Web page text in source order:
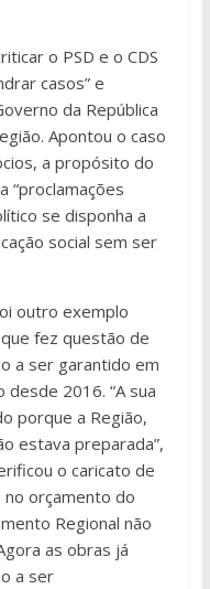
o PSD e o CDS
casos” e
da República
Apontou o caso
a propósito do
“proclamações
se disponha a
social sem ser
outro exemplo
fez questão de
a ser garantido em
2016. “A sua
porque a Região,
estava preparada”,
o caricato de
orçamento do
Regional não
as obras já
a ser